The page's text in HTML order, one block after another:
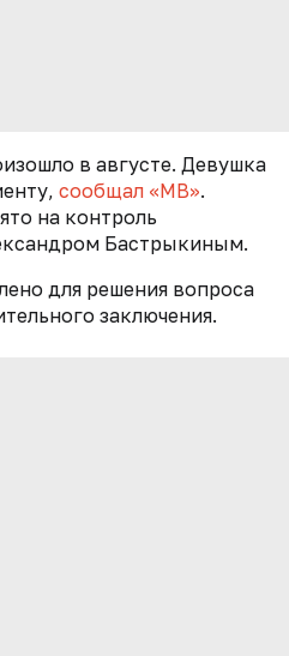
в августе. Девушка
сообщал «МВ».
на контроль
Бастрыкиным.
для решения вопроса
заключения.